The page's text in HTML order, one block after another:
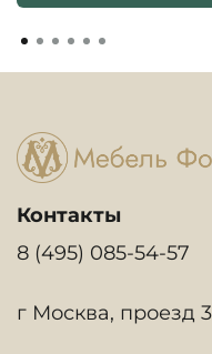
Контакты
8 (495) 085-54-57
г Москва, проезд